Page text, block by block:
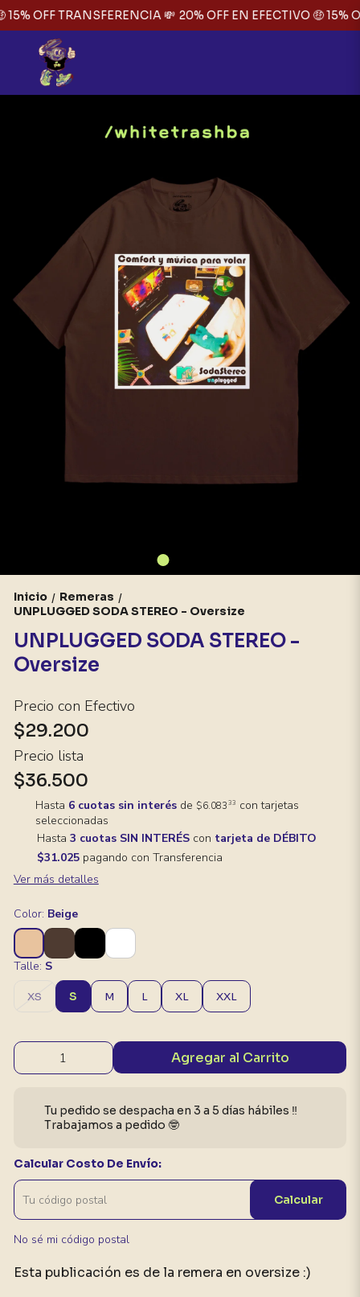
OFF TRANSFERENCIA 💸 20% OFF EN EFECTIVO 🤑 15%
Inicio / Remeras /
UNPLUGGED SODA STEREO - Oversize
UNPLUGGED SODA STEREO -
Oversize
Precio con Efectivo
$29.200
Precio lista
$36.500
Hasta 6 cuotas sin interésde $6.08333 con tarjetas
seleccionadas
Hasta 3 cuotas SIN INTERÉScon tarjeta de DÉBITO
$31.025pagando con Transferencia
Ver más detalles
Color: Beige
Talle: S
XS S M L XL XXL
Agregar al Carrito
Tu pedido se despacha en 3 a 5 días hábiles ‼️
Trabajamos a pedido 🤓
Calcular Costo De Envío:
Calcular
No sé mi código postal
Esta publicación es de la remera en oversize :)